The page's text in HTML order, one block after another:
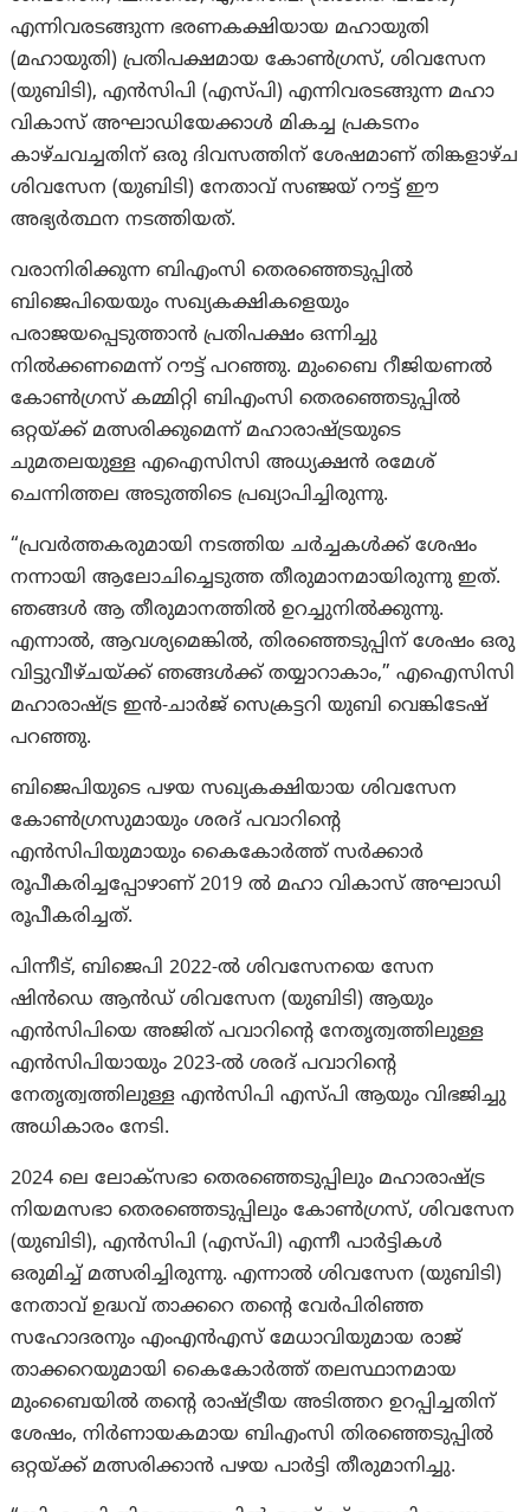
എന്നിവരടങ്ങുന്ന ഭരണകക്ഷിയായ മഹായുതി
(മഹായുതി) പ്രതിപക്ഷമായ കോൺഗ്രസ്, ശിവസേന
(യുബിടി), എൻസിപി (എസ്പി) എന്നിവരടങ്ങുന്ന മഹാ
വികാസ് അഘാഡിയേക്കാൾ മികച്ച പ്രകടനം
കാഴ്ചവച്ചതിന് ഒരു ദിവസത്തിന് ശേഷമാണ് തിങ്കളാഴ്ച
ശിവസേന (യുബിടി) നേതാവ് സഞ്ജയ് റൗട്ട് ഈ
അഭ്യർത്ഥന നടത്തിയത്.
വരാനിരിക്കുന്ന ബിഎംസി തെരഞ്ഞെടുപ്പിൽ
ബിജെപിയെയും സഖ്യകക്ഷികളെയും
പരാജയപ്പെടുത്താൻ പ്രതിപക്ഷം ഒന്നിച്ചു
നിൽക്കണമെന്ന് റൗട്ട് പറഞ്ഞു. മുംബൈ റീജിയണൽ
കോൺഗ്രസ് കമ്മിറ്റി ബിഎംസി തെരഞ്ഞെടുപ്പിൽ
ഒറ്റയ്ക്ക് മത്സരിക്കുമെന്ന് മഹാരാഷ്ട്രയുടെ
ചുമതലയുള്ള എഐസിസി അധ്യക്ഷൻ രമേശ്
ചെന്നിത്തല അടുത്തിടെ പ്രഖ്യാപിച്ചിരുന്നു.
“പ്രവർത്തകരുമായി നടത്തിയ ചർച്ചകൾക്ക് ശേഷം
നന്നായി ആലോചിച്ചെടുത്ത തീരുമാനമായിരുന്നു ഇത്.
ഞങ്ങൾ ആ തീരുമാനത്തിൽ ഉറച്ചുനിൽക്കുന്നു.
എന്നാല്‍, ആവശ്യമെങ്കിൽ, തിരഞ്ഞെടുപ്പിന് ശേഷം ഒരു
വിട്ടുവീഴ്ചയ്ക്ക് ഞങ്ങൾക്ക് തയ്യാറാകാം,” എഐസിസി
മഹാരാഷ്ട്ര ഇൻ-ചാർജ് സെക്രട്ടറി യുബി വെങ്കിടേഷ്
പറഞ്ഞു.
ബിജെപിയുടെ പഴയ സഖ്യകക്ഷിയായ ശിവസേന
കോൺഗ്രസുമായും ശരദ് പവാറിന്റെ
എൻ‌സി‌പിയുമായും കൈകോർത്ത് സർക്കാർ
രൂപീകരിച്ചപ്പോഴാണ് 2019 ൽ മഹാ വികാസ് അഘാഡി
രൂപീകരിച്ചത്.
പിന്നീട്, ബിജെപി 2022-ൽ ശിവസേനയെ സേന
ഷിൻഡെ ആൻഡ് ശിവസേന (യുബിടി) ആയും
എൻസിപിയെ അജിത് പവാറിന്റെ നേതൃത്വത്തിലുള്ള
എൻസിപിയായും 2023-ൽ ശരദ് പവാറിന്റെ
നേതൃത്വത്തിലുള്ള എൻസിപി എസ്പി ആയും വിഭജിച്ചു
അധികാരം നേടി.
2024 ലെ ലോക്‌സഭാ തെരഞ്ഞെടുപ്പിലും മഹാരാഷ്ട്ര
നിയമസഭാ തെരഞ്ഞെടുപ്പിലും കോൺഗ്രസ്, ശിവസേന
(യുബിടി), എൻസിപി (എസ്പി) എന്നീ പാർട്ടികൾ
ഒരുമിച്ച് മത്സരിച്ചിരുന്നു. എന്നാൽ ശിവസേന (യുബിടി)
നേതാവ് ഉദ്ധവ് താക്കറെ തന്റെ വേർപിരിഞ്ഞ
സഹോദരനും എംഎൻഎസ് മേധാവിയുമായ രാജ്
താക്കറെയുമായി കൈകോർത്ത് തലസ്ഥാനമായ
മുംബൈയിൽ തന്റെ രാഷ്ട്രീയ അടിത്തറ ഉറപ്പിച്ചതിന്
ശേഷം, നിർണായകമായ ബിഎംസി തിരഞ്ഞെടുപ്പിൽ
ഒറ്റയ്ക്ക് മത്സരിക്കാൻ പഴയ പാർട്ടി തീരുമാനിച്ചു.